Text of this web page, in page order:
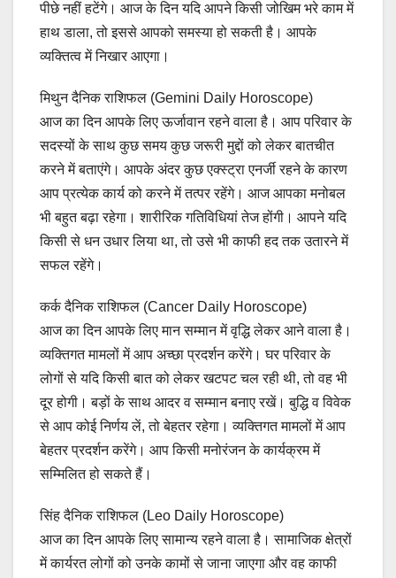
पीछे नहीं हटेंगे। आज के दिन यदि आपने किसी जोखिम भरे काम में
हाथ डाला, तो इससे आपको समस्या हो सकती है। आपके
व्यक्तित्व में निखार आएगा।
मिथुन दैनिक राशिफल (Gemini Daily Horoscope)
आज का दिन आपके लिए ऊर्जावान रहने वाला है। आप परिवार के
सदस्यों के साथ कुछ समय कुछ जरूरी मुद्दों को लेकर बातचीत
करने में बताएंगे। आपके अंदर कुछ एक्स्ट्रा एनर्जी रहने के कारण
आप प्रत्येक कार्य को करने में तत्पर रहेंगे। आज आपका मनोबल
भी बहुत बढ़ा रहेगा। शारीरिक गतिविधियां तेज होंगी। आपने यदि
किसी से धन उधार लिया था, तो उसे भी काफी हद तक उतारने में
सफल रहेंगे।
कर्क दैनिक राशिफल (Cancer Daily Horoscope)
आज का दिन आपके लिए मान सम्मान में वृद्धि लेकर आने वाला है।
व्यक्तिगत मामलों में आप अच्छा प्रदर्शन करेंगे। घर परिवार के
लोगों से यदि किसी बात को लेकर खटपट चल रही थी, तो वह भी
दूर होगी। बड़ों के साथ आदर व सम्मान बनाए रखें। बुद्धि व विवेक
से आप कोई निर्णय लें, तो बेहतर रहेगा। व्यक्तिगत मामलों में आप
बेहतर प्रदर्शन करेंगे। आप किसी मनोरंजन के कार्यक्रम में
सम्मिलित हो सकते हैं।
सिंह दैनिक राशिफल (Leo Daily Horoscope)
आज का दिन आपके लिए सामान्य रहने वाला है। सामाजिक क्षेत्रों
में कार्यरत लोगों को उनके कामों से जाना जाएगा और वह काफी